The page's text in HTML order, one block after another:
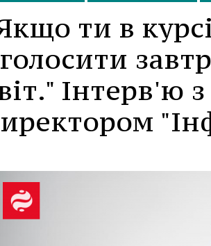
ти в
Інтерв'ю